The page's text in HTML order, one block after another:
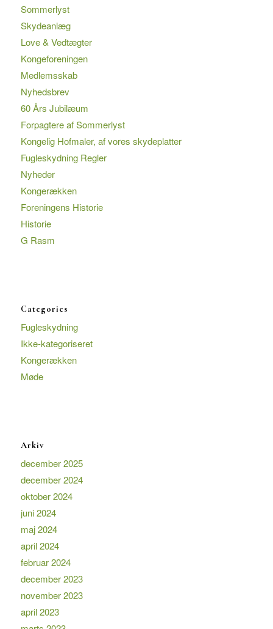
Sommerlyst
Skydeanlæg
Love & Vedtægter
Kongeforeningen
Medlemsskab
Nyhedsbrev
60 Års Jubilæum
Forpagtere af Sommerlyst
Kongelig Hofmaler, af vores skydeplatter
Fugleskydning Regler
Nyheder
Kongerækken
Foreningens Historie
Historie
G Rasm
Categories
Fugleskydning
Ikke-kategoriseret
Kongerækken
Møde
Arkiv
december 2025
december 2024
oktober 2024
juni 2024
maj 2024
april 2024
februar 2024
december 2023
november 2023
april 2023